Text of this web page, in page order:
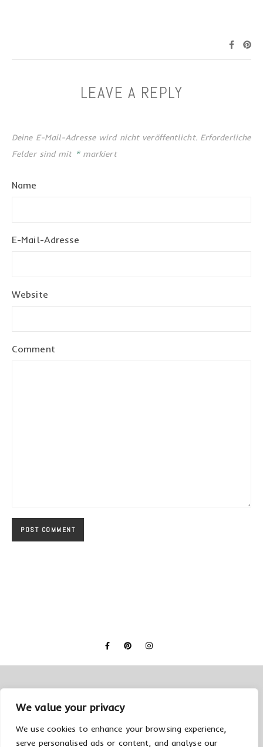
We value your privacy
We use cookies to enhance your browsing experience,
serve personalised ads or content, and analyse our
LEAVE A REPLY
Deine E-Mail-Adresse wird nicht veröffentlicht. Erforderliche
Felder sind mit *markiert
Name
E-Mail-Adresse
Website
Comment
© 2026 Creolla Datenschutzerklärung Impressum